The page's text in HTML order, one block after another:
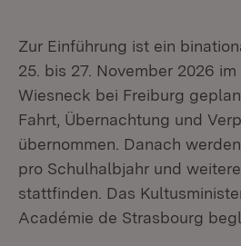
Zur Einführung ist ein
25. bis 27. November 2026
Wiesneck bei Freiburg
Fahrt, Übernachtung und
übernommen. Danach
pro Schulhalbjahr und
stattfinden. Das
Académie de Strasbourg